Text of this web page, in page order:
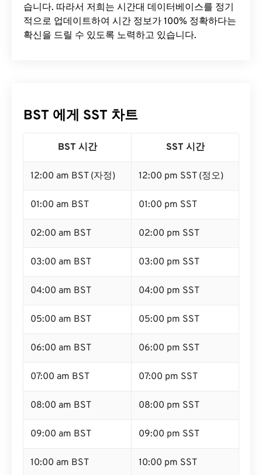
습니다. 따라서 저희는 시간대 데이터베이스를 정기
적으로 업데이트하여 시간 정보가 100% 정확하다는
확신을 드릴 수 있도록 노력하고 있습니다.
BST 에게 SST 차트
BST 시간 SST 시간
12:00 am BST (자정) 12:00 pm SST (정오)
01:00 am BST 01:00 pm SST
02:00 am BST 02:00 pm SST
03:00 am BST 03:00 pm SST
04:00 am BST 04:00 pm SST
05:00 am BST 05:00 pm SST
06:00 am BST 06:00 pm SST
07:00 am BST 07:00 pm SST
08:00 am BST 08:00 pm SST
09:00 am BST 09:00 pm SST
10:00 am BST 10:00 pm SST